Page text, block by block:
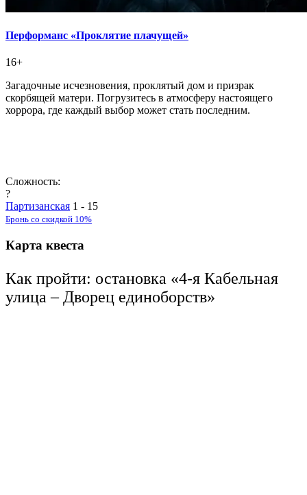
Перформанс «Проклятие плачущей»
16+
Загадочные исчезновения, проклятый дом и призрак
скорбящей матери. Погрузитесь в атмосферу настоящего
хоррора, где каждый выбор может стать последним.
Сложность:
?
Партизанская 1 - 15
Бронь со скидкой 10%
Карта квеста
Как пройти: остановка «4-я Кабельная
улица – Дворец единоборств»